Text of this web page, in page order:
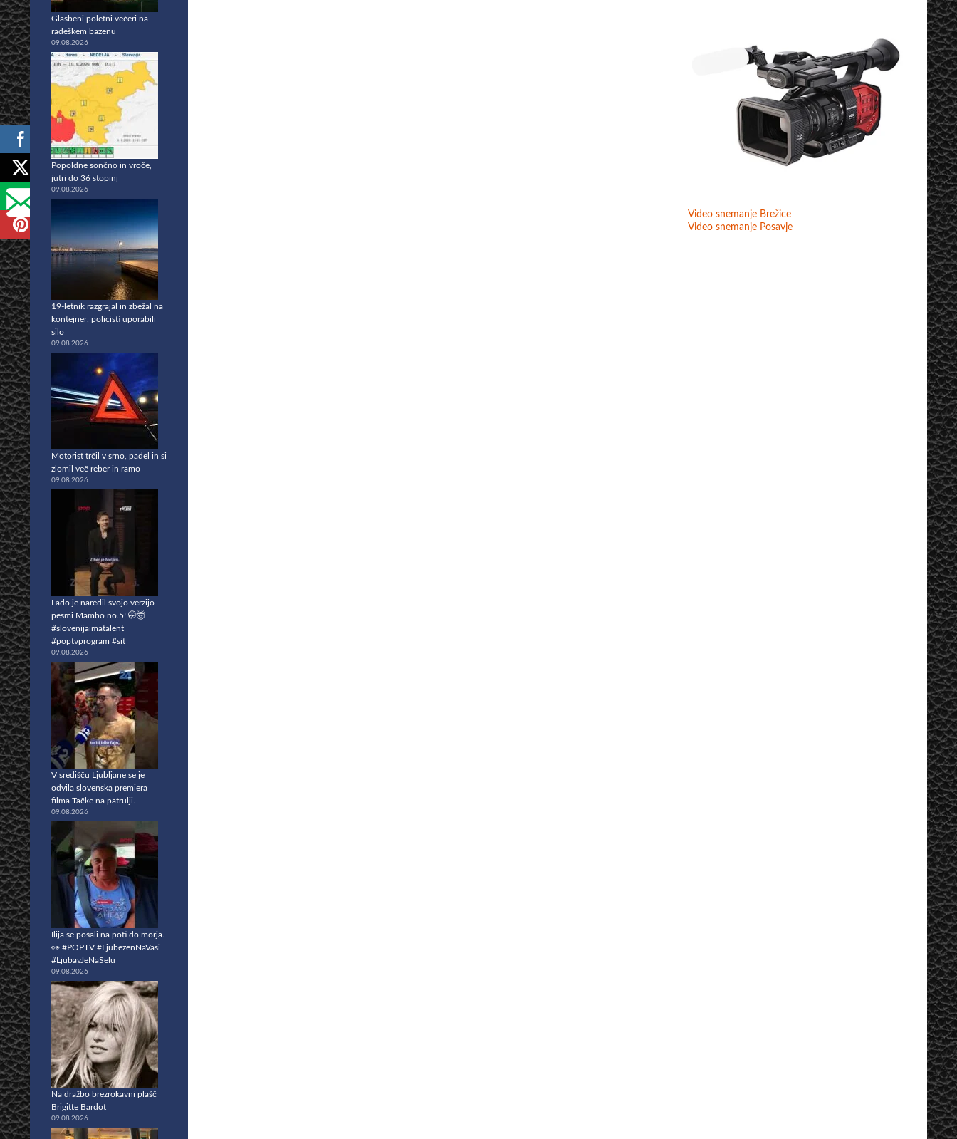
Video snemanje Brežice
Video snemanje Posavje
Glasbeni poletni večeri na
radeškem bazenu
09.08.2026
Popoldne sončno in vroče,
jutri do 36 stopinj
09.08.2026
19-letnik razgrajal in zbežal na
kontejner, policisti uporabili
silo
09.08.2026
Motorist trčil v srno, padel in si
zlomil več reber in ramo
09.08.2026
Lado je naredil svojo verzijo
pesmi Mambo no.5! 🤭🤯
#slovenijaimatalent
#poptvprogram #sit
09.08.2026
V središču Ljubljane se je
odvila slovenska premiera
filma Tačke na patrulji.
09.08.2026
Ilija se pošali na poti do morja.
👀 #POPTV #LjubezenNaVasi
#LjubavJeNaSelu
09.08.2026
Na dražbo brezrokavni plašč
Brigitte Bardot
09.08.2026